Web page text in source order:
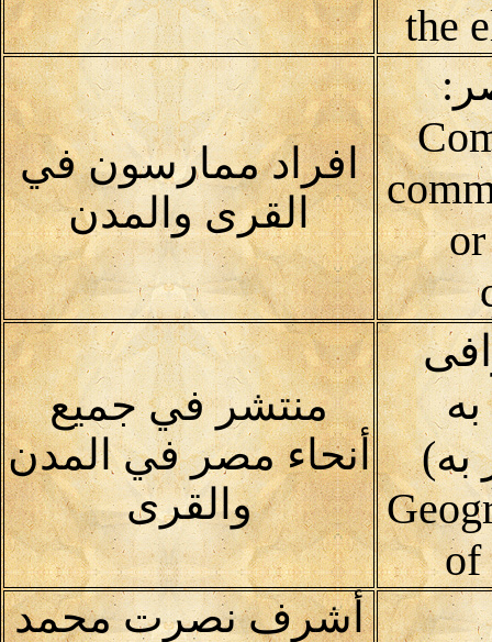
the
افراد ممارسون في
القرى والمدن
به)
of
منتشر في جميع
أنحاء مصر في المدن
والقرى
أشرف نصرت محمد